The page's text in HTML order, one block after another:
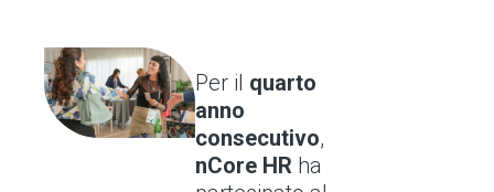
Per il quarto
anno
consecutivo,
nCore HR ha